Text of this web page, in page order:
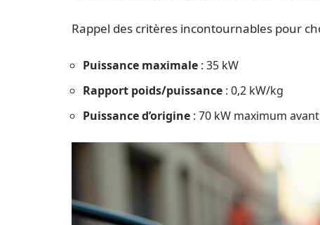
Rappel des critères incontournables pour
Puissance maximale : 35 kW
Rapport poids/puissance : 0,2 kW/kg
Puissance d’origine : 70 kW maximum